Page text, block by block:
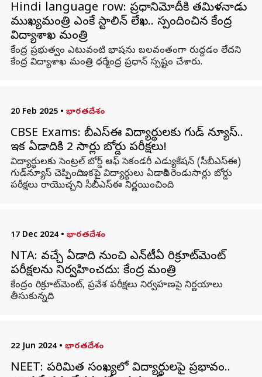
Hindi language row: ప్రధానిమోదీకి తమిళనాడు
ముఖ్యమంత్రి ఎంకే స్టాలిన్ లేఖ.. స్పందించిన కేంద్ర
విద్యాశాఖ మంత్రి
కేంద్ర ప్రభుత్వం ఎటువంటి భాషను బలవంతంగా రుద్దడం లేదని
కేంద్ర విద్యాశాఖ మంత్రి ధర్మేంద్ర ప్రధాన్‌ స్పష్టం చేశారు.
20 Feb 2025 • భారతదేశం
CBSE Exams: సీబీఎస్‌ఈ విద్యార్థులకు గుడ్ న్యూస్‌..
ఇక ఏడాదికి 2 సార్లు బోర్డు పరీక్షలు!
విద్యార్థులకు సెంట్రల్‌ బోర్డ్‌ ఆఫ్‌ సెకండరీ ఎడ్యుకేషన్‌ (సీబీఎస్‌ఈ)
గుడ్‌న్యూస్‌ చెప్పింది. ఇకపై విద్యార్థులు ఏడాదికి రెండుసార్లు బోర్డు
పరీక్షలు రాయొచ్చని సీబీఎస్‌ఈ నిర్ణయించింది.
17 Dec 2024 • భారతదేశం
NTA: వచ్చే ఏడాది నుంచి ఎన్‌టీఏ రిక్రూట్‌మెంట్‌
పరీక్షలను నిర్వహించదు: కేంద్ర మంత్రి
కేంద్రం రిక్రూట్‌మెంట్, ప్రవేశ పరీక్షలు నిర్వహణపై నిర్ణయాలు
తీసుకున్నది.
22 Jun 2024 • భారతదేశం
NEET: పరిమిత సంఖ్యలో విద్యార్థులపై ప్రభావం..